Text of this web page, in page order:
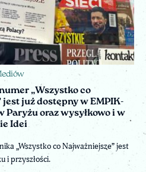
„Wszystko co
już dostępny w EMPIK-
Paryżu oraz wysyłkowo i w
Idei
„Wszystko co Najważniejsze” jest
i przyszłości.